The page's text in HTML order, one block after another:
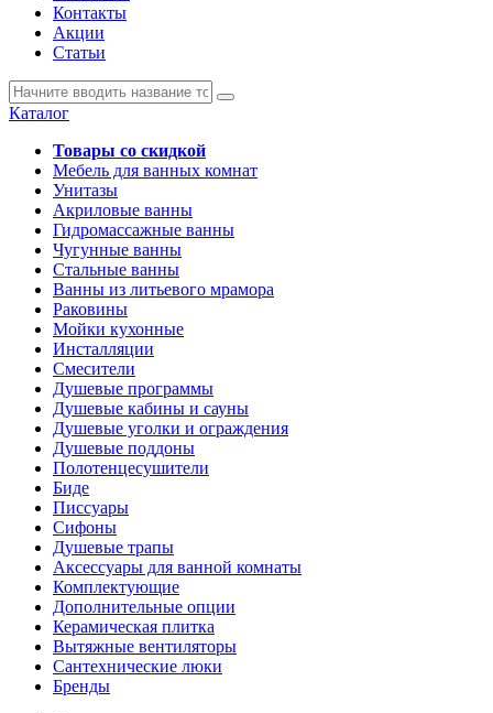
Контакты
Акции
Статьи
Каталог
Товары со скидкой
Мебель для ванных комнат
Унитазы
Акриловые ванны
Гидромассажные ванны
Чугунные ванны
Стальные ванны
Ванны из литьевого мрамора
Раковины
Мойки кухонные
Инсталляции
Смесители
Душевые программы
Душевые кабины и сауны
Душевые уголки и ограждения
Душевые поддоны
Полотенцесушители
Биде
Писсуары
Сифоны
Душевые трапы
Аксессуары для ванной комнаты
Комплектующие
Дополнительные опции
Керамическая плитка
Вытяжные вентиляторы
Сантехнические люки
Бренды